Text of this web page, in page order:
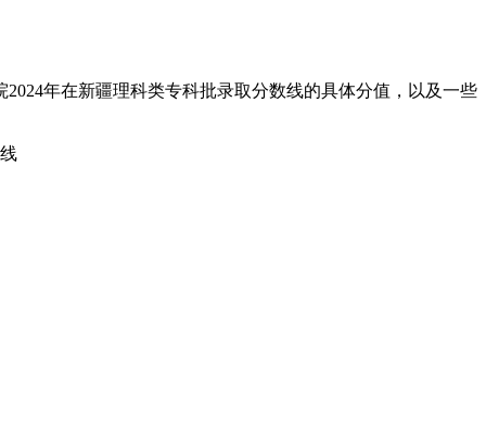
年在新疆理科类专科批录取分数线的具体分值，以及一些